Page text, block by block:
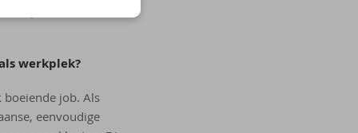
werkplek?
boeiende job. Als
eenvoudige